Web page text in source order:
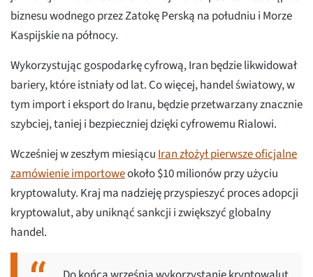
biznesu wodnego przez Zatokę Perską na południu i Morze
Kaspijskie na północy.
Wykorzystując gospodarkę cyfrową, Iran będzie likwidował
bariery, które istniały od lat. Co więcej, handel światowy, w
tym import i eksport do Iranu, będzie przetwarzany znacznie
szybciej, taniej i bezpieczniej dzięki cyfrowemu Rialowi.
Wcześniej w zeszłym miesiącuIran złożył pierwsze oficjalne
zamówienie importoweokoło $10 milionów przy użyciu
kryptowaluty. Kraj ma nadzieję przyspieszyć proces adopcji
kryptowalut, aby uniknąć sankcji i zwiększyć globalny
handel.